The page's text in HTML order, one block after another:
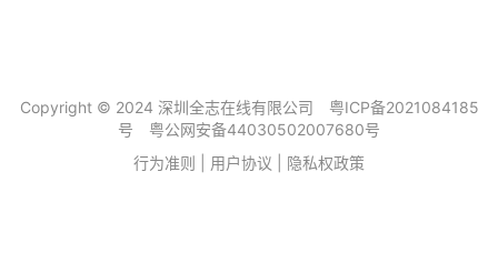
Copyright © 2024 深圳全志在线有限公司
粤ICP备2021084185
号
粤公网安备44030502007680号
行为准则
用户协议 隐私权政策